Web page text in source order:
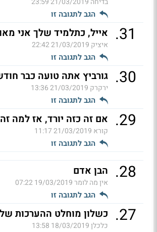
הגב לתגובה זו
31
. אייל, כתלמיד שלך אני
איציק 21/03/2019 22:42
הגב לתגובה זו
30
. גורביץ אתה טועה כבר
ירקרק 21/03/2019 13:36
הגב לתגובה זו
29
. אם זה כזה יורד, אז למה
קורא 21/03/2019 11:17
הגב לתגובה זו
28
. הבן אדם
אין מה לומר19/03/2019 07:22
הגב לתגובה זו
27
. כשלון מוחלט ההערכות
כלכלן18/03/2019 13:58